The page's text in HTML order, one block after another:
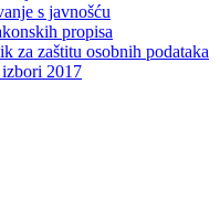
s javnošću
propisa
za zaštitu osobnih podataka
2017